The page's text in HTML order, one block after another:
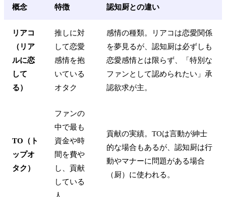
概念 特徴 認知厨との違い
リアコ
（リア
ルに恋
して
る）
推しに対
して恋愛
感情を抱
いている
オタク
感情の種類。リアコは恋愛関係
を夢見るが、認知厨は必ずしも
恋愛感情とは限らず、「特別な
ファンとして認められたい」承
認欲求が主。
TO（ト
ップオ
タク）
ファンの
中で最も
資金や時
間を費や
し、貢献
している
人
貢献の実績。TOは言動が紳士
的な場合もあるが、認知厨は行
動やマナーに問題がある場合
（厨）に使われる。